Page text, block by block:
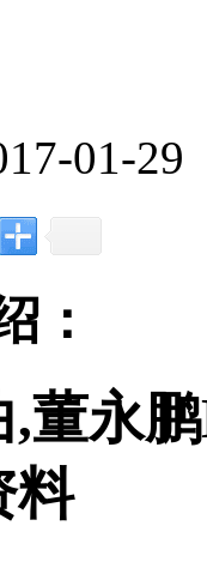
01-29
：
董永
料